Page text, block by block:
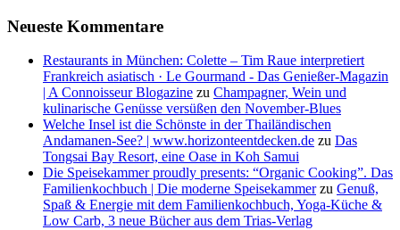
Neueste Kommentare
Restaurants in München: Colette – Tim Raue interpretiert
Frankreich asiatisch · Le Gourmand - Das Genießer-Magazin
| A Connoisseur Blogazine zu Champagner, Wein und
kulinarische Genüsse versüßen den November-Blues
Welche Insel ist die Schönste in der Thailändischen
Andamanen-See? | www.horizonteentdecken.de zu Das
Tongsai Bay Resort, eine Oase in Koh Samui
Die Speisekammer proudly presents: “Organic Cooking”. Das
Familienkochbuch | Die moderne Speisekammerzu Genuß,
Spaß & Energie mit dem Familienkochbuch, Yoga-Küche &
Low Carb, 3 neue Bücher aus dem Trias-Verlag